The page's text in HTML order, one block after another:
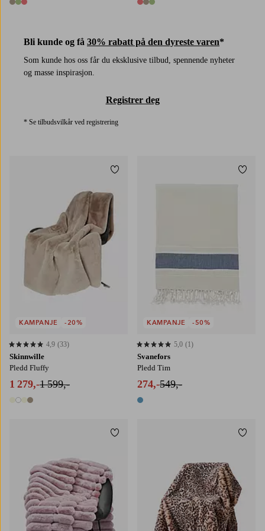
3 farger
Bli kunde og få 30% rabatt på den dyreste varen*
Som kunde hos oss får du eksklusive tilbud, spennende nyheter
og masse inspirasjon.
Registrer deg
* Se tilbudsvilkår ved registrering
3 farger
Skinnwille
Pledd Fluffy
1 279,-1 599,-
4 farger
4,9 basert på 33 karaktergivninger
4,9 (33)
KAMPANJE -20%
Legg til favoritter
Svanefors
Pledd Tim
274,-549,-
1 farge
5,0 basert på 1 karaktergivninger
5,0 (1)
KAMPANJE -50%
Legg til favoritter